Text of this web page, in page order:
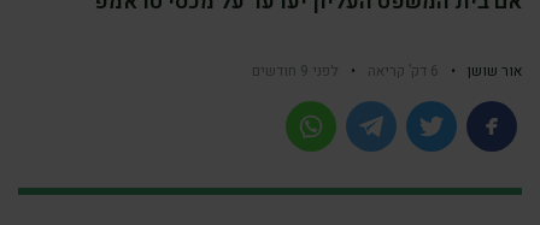
אור שושן • 6 דק’ קריאה • לפני 9 חודשים